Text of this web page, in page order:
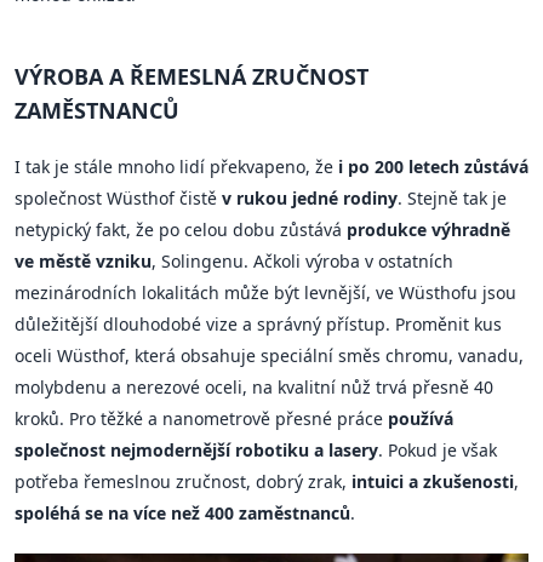
VÝROBA A ŘEMESLNÁ ZRUČNOST
ZAMĚSTNANCŮ
I tak je stále mnoho lidí překvapeno, že i po 200 letech zůstává
společnost Wüsthof čistě v rukou jedné rodiny. Stejně tak je
netypický fakt, že po celou dobu zůstává produkce výhradně
ve městě vzniku, Solingenu. Ačkoli výroba v ostatních
mezinárodních lokalitách může být levnější, ve Wüsthofu jsou
důležitější dlouhodobé vize a správný přístup. Proměnit kus
oceli Wüsthof, která obsahuje speciální směs chromu, vanadu,
molybdenu a nerezové oceli, na kvalitní nůž trvá přesně 40
kroků. Pro těžké a nanometrově přesné práce používá
společnost nejmodernější robotiku a lasery. Pokud je však
potřeba řemeslnou zručnost, dobrý zrak, intuici a zkušenosti,
spoléhá se na více než 400 zaměstnanců.